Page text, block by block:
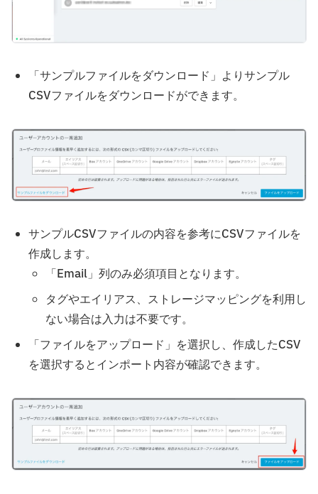
「サンプルファイルをダウンロード」よりサンプル
CSVファイルをダウンロードができます。
サンプルCSVファイルの内容を参考にCSVファイルを
作成します。
「Email」列のみ必須項目となります。
タグやエイリアス、ストレージマッピングを利用し
ない場合は入力は不要です。
「ファイルをアップロード」を選択し、作成したCSV
を選択するとインポート内容が確認できます。